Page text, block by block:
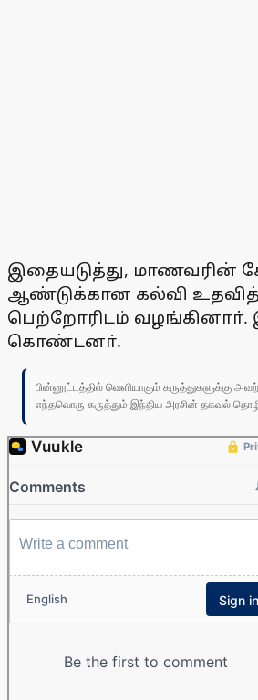
இதையடுத்து, மாணவரின்
ஆண்டுக்கான கல்வி உதவித்
பெற்றோரிடம் வழங்கினாா்.
கொண்டனா்.
பின்னூட்டத்தில் வெளியாகும் கருத்துகளுக்கு
எந்தவொரு கருத்தும் இந்திய அரசின் தகவல்